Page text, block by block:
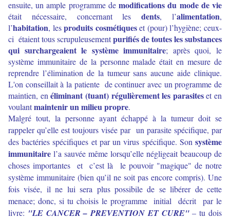
ensuite, un ample programme demodifications du mode de vie
était nécessaire, concernant lesdents, l’alimentation,
l’habitation, lesproduits cosmétiqueset (pour) l’hygiène; ceux-
ci étaient tous scrupuleusementpurifiés de toutes les substances
qui surchargeaient le système immunitaire; après quoi, le
système immunitaire de la personne malade était en mesure de
reprendre l’élimination de la tumeur sans aucune aide clinique.
L'on conseillait à la patiente de continuer avec un programme de
maintien, enéliminant (tuant) régulièrement les parasiteset en
voulantmaintenir un milieu propre.
Malgré tout, la personne ayant échappé à la tumeur doit se
rappeler qu’elle est toujours visée par un parasite spécifique, par
des bactéries spécifiques et par un virus spécifique. Son système
immunitaire l’a sauvée même lorsqu’elle négligeait beaucoup de
choses importantes et c’est là le pouvoir "magique" de notre
système immunitaire (bien qu’il ne soit pas encore compris). Une
fois visée, il ne lui sera plus possibile de se libérer de cette
menace; donc, si tu choisis le programme initial décrit par le
livre: "LE CANCER – PREVENTION ET CURE"– tu dois